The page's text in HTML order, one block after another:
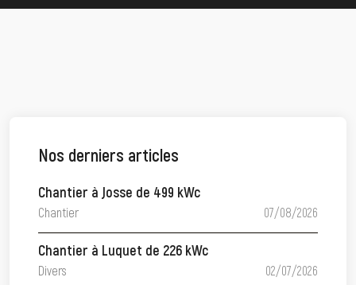
Nos derniers articles
Chantier à Josse de 499 kWc
Chantier 07/08/2026
Chantier à Luquet de 226 kWc
Divers 02/07/2026